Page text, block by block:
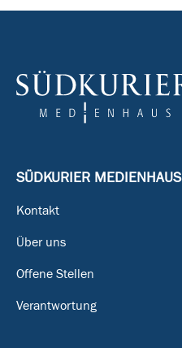
SÜDKURIER MEDIENHAUS
Kontakt
Über uns
Offene Stellen
Verantwortung